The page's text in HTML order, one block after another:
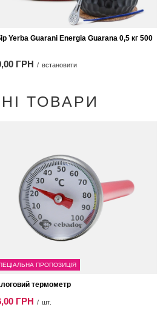
Yerba Guarani Energia Guarana 0,5 кг 500
ГРН / встановити
ТОВАРИ
ПРОПОЗИЦІЯ
термометр
ГРН / шт.